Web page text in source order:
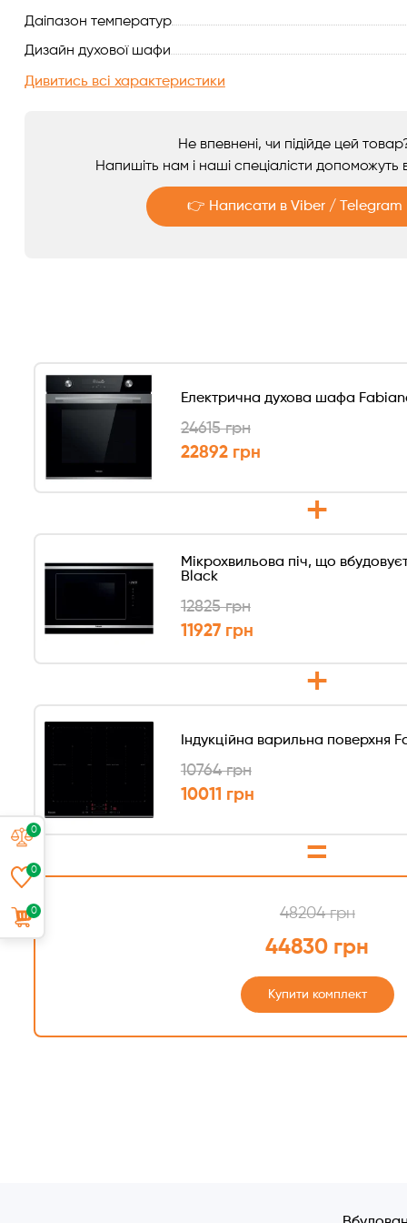
Аксесуари
0
0
0
Даіпазон температур
Дизайн духової шафи
Дивитись всі характеристики
Не впевнені, чи підійде цей
Напишіть нам і наші спеціалісти допоможуть
👉 Написати в Viber / Telegram
Електрична духова шафа
24615 грн
22892 грн
+
Мікрохвильова піч, що
Black
12825 грн
11927 грн
+
Індукційна варильна поверхня
10764 грн
10011 грн
=
48204 грн
44830 грн
Купити комплект